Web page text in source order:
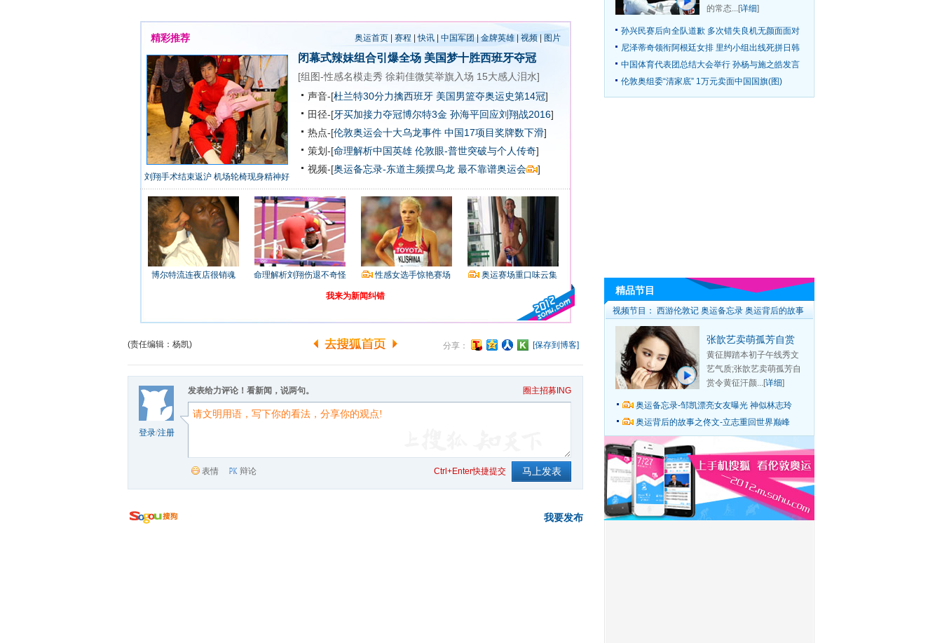
精彩推荐 奥运首页| 赛程 |快讯| 中国军团| 金牌英雄| 视频| 图片
刘翔手术结束返沪 机场轮椅现身精神好
闭幕式辣妹组合引爆全场 美国梦十胜西班牙夺冠
[组图-性感名模走秀 徐莉佳微笑举旗入场 15大感人泪水]
声音-[杜兰特30分力擒西班牙 美国男篮夺奥运史第14冠]
田径-[牙买加接力夺冠博尔特3金 孙海平回应刘翔战2016]
热点-[伦敦奥运会十大乌龙事件 中国17项目奖牌数下滑]
策划-[命理解析中国英雄 伦敦眼-普世突破与个人传奇]
视频-[奥运备忘录-东道主频摆乌龙 最不靠谱奥运会 ]
博尔特流连夜店很销魂 命理解析刘翔伤退不奇怪 性感女选手惊艳赛场 奥运赛场重口味云集
我来为新闻纠错
(责任编辑：杨凯) 分享： [保存到博客]
登录/注册
发表给力评论！看新闻，说两句。 圈主招募ING
表情 辩论 Ctrl+Enter快捷提交
我要发布
的常态...[详细]
孙兴民赛后向全队道歉 多次错失良机无颜面面对
尼泽蒂奇领衔阿根廷女排 里约小组出线死拼日韩
中国体育代表团总结大会举行 孙杨与施之皓发言
伦敦奥组委“清家底” 1万元卖面中国国旗(图)
精品节目
视频节目： 西游伦敦记 奥运备忘录 奥运背后的故事
张歆艺卖萌孤芳自赏
黄征脚踏本初子午线秀文
艺气质;张歆艺卖萌孤芳自
赏令黄征汗颜...[详细]
奥运备忘录-邹凯漂亮女友曝光 神似林志玲
奥运背后的故事之佟文-立志重回世界巅峰